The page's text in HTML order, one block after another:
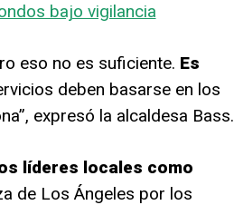
bajo vigilancia
eso no es suficiente. Es
deben basarse en los
expresó la alcaldesa Bass.
líderes locales como
de Los Ángeles por los